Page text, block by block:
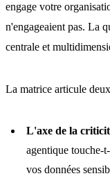
engage votre
n'engageaient pas. La
centrale et
La matrice articule
L'axe de la
agentique touche-
vos données